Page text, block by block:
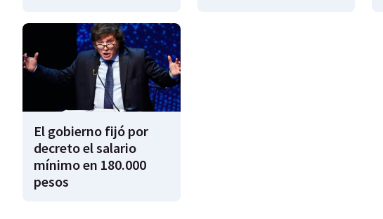
El gobierno fijó por
decreto el salario
mínimo en 180.000
pesos